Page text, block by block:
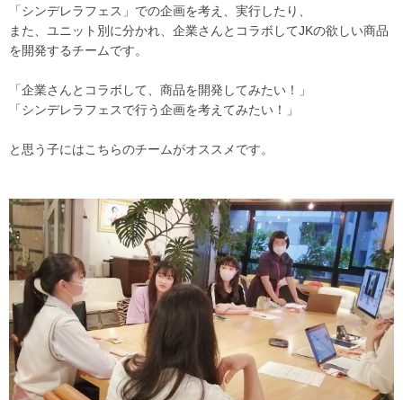
「シンデレラフェス」での企画を考え、実行したり、
また、ユニット別に分かれ、企業さんとコラボしてJKの欲しい商品
を開発するチームです。
「企業さんとコラボして、商品を開発してみたい！」
「シンデレラフェスで行う企画を考えてみたい！」
と思う子にはこちらのチームがオススメです。